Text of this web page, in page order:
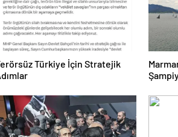
Türkiye İçin Stratejik